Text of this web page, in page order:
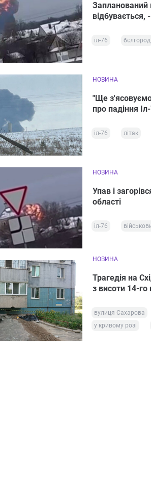
Запланований
відбувається,
іл-76 бєлгород
НОВИНА
"Ще
про падіння
іл-76 літак
НОВИНА
Упав і
області
іл-76
НОВИНА
Трагедія на
з висоти 14-го
вулиця Сахарова
у кривому розі